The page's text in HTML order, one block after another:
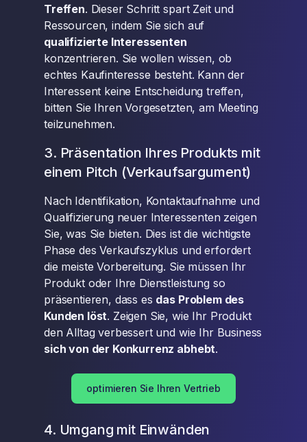
Treffen. Dieser Schritt spart Zeit und
Ressourcen, indem Sie sich auf
qualifizierte Interessenten
konzentrieren. Sie wollen wissen, ob
echtes Kaufinteresse besteht. Kann der
Interessent keine Entscheidung treffen,
bitten Sie Ihren Vorgesetzten, am Meeting
teilzunehmen.
3. Präsentation Ihres Produkts mit
einem Pitch (Verkaufsargument)
Nach Identifikation, Kontaktaufnahme und
Qualifizierung neuer Interessenten zeigen
Sie, was Sie bieten. Dies ist die wichtigste
Phase des Verkaufszyklus und erfordert
die meiste Vorbereitung. Sie müssen Ihr
Produkt oder Ihre Dienstleistung so
präsentieren, dass es das Problem des
Kunden löst. Zeigen Sie, wie Ihr Produkt
den Alltag verbessert und wie Ihr Business
sich von der Konkurrenz abhebt.
optimieren Sie Ihren Vertrieb
4. Umgang mit Einwänden